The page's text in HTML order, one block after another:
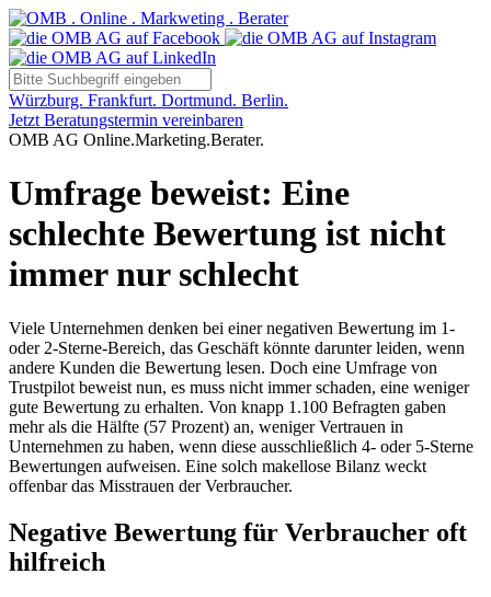
Würzburg. Frankfurt. Dortmund. Berlin.
Jetzt Beratungstermin vereinbaren
OMB AG Online.Marketing.Berater.
Umfrage beweist: Eine
schlechte Bewertung ist nicht
immer nur schlecht
Viele Unternehmen denken bei einer negativen Bewertung im 1-
oder 2-Sterne-Bereich, das Geschäft könnte darunter leiden, wenn
andere Kunden die Bewertung lesen. Doch eine Umfrage von
Trustpilot beweist nun, es muss nicht immer schaden, eine weniger
gute Bewertung zu erhalten. Von knapp 1.100 Befragten gaben
mehr als die Hälfte (57 Prozent) an, weniger Vertrauen in
Unternehmen zu haben, wenn diese ausschließlich 4- oder 5-Sterne
Bewertungen aufweisen. Eine solch makellose Bilanz weckt
offenbar das Misstrauen der Verbraucher.
Negative Bewertung für Verbraucher oft
hilfreich